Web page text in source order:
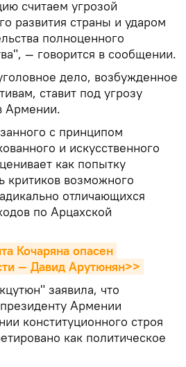
считаем угрозой
развития страны и ударом
полноценного
— говорится в сообщении.
дело, возбужденное
ставит под угрозу
Армении.
с принципом
и искусственного
как попытку
критиков возможного
отличающихся
по Арцахской
Кочаряна опасен
— Давид Арутюнян>>
заявила, что
Армении
конституционного строя
как политическое